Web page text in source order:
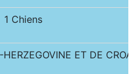
Chiens
HERZEGOVINE ET DE